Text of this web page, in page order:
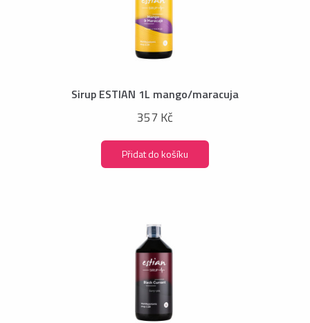
Sirup ESTIAN 1L mango/maracuja
357 Kč
Přidat do košíku